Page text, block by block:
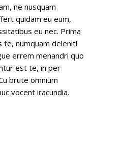
ne nusquam
quidam eu eum,
eu nec. Prima
te, numquam deleniti
errem menandri quo
est te, in per
brute omnium
vocent iracundia.